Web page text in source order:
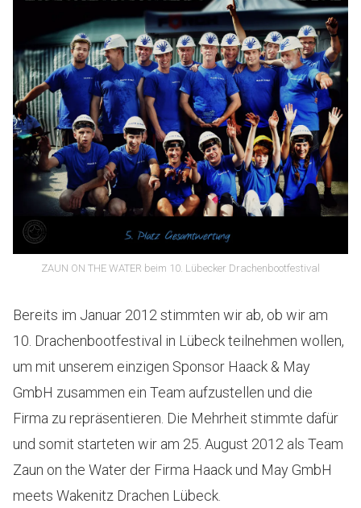
ZAUN ON THE WATER beim 10. Lübecker Drachenbootfestival
Bereits im Januar 2012 stimmten wir ab, ob wir am
10. Drachenbootfestival in Lübeck teilnehmen wollen,
um mit unserem einzigen Sponsor Haack & May
GmbH zusammen ein Team aufzustellen und die
Firma zu repräsentieren. Die Mehrheit stimmte dafür
und somit starteten wir am 25. August 2012 als Team
Zaun on the Water der Firma Haack und May GmbH
meets Wakenitz Drachen Lübeck.